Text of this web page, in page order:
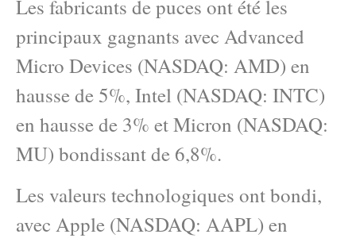
Les fabricants de puces ont été les
principaux gagnants avec Advanced
Micro Devices (NASDAQ: AMD) en
hausse de 5%, Intel (NASDAQ: INTC)
en hausse de 3% et Micron (NASDAQ:
MU) bondissant de 6,8%.
Les valeurs technologiques ont bondi,
avec Apple (NASDAQ: AAPL) en